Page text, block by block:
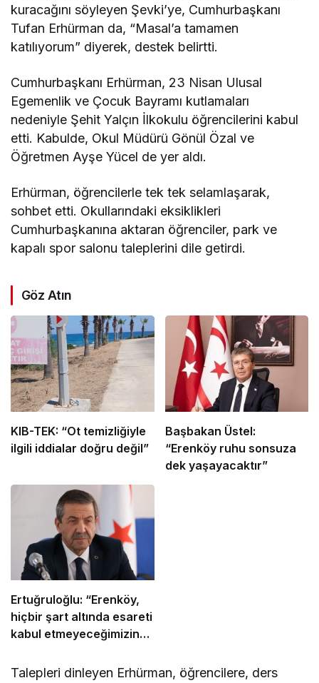
kuracağını söyleyen Şevki’ye, Cumhurbaşkanı
Tufan Erhürman da, “Masal’a tamamen
katılıyorum” diyerek, destek belirtti.
Cumhurbaşkanı Erhürman, 23 Nisan Ulusal
Egemenlik ve Çocuk Bayramı kutlamaları
nedeniyle Şehit Yalçın İlkokulu öğrencilerini kabul
etti. Kabulde, Okul Müdürü Gönül Özal ve
Öğretmen Ayşe Yücel de yer aldı.
Erhürman, öğrencilerle tek tek selamlaşarak,
sohbet etti. Okullarındaki eksiklikleri
Cumhurbaşkanına aktaran öğrenciler, park ve
kapalı spor salonu taleplerini dile getirdi.
Göz Atın
KIB-TEK: “Ot temizliğiyle
ilgili iddialar doğru değil”
Başbakan Üstel:
“Erenköy ruhu sonsuza
dek yaşayacaktır”
Ertuğruloğlu: “Erenköy,
hiçbir şart altında esareti
kabul etmeyeceğimizin
Talepleri dinleyen Erhürman, öğrencilere, ders